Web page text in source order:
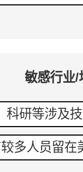
敏感行业/
科研等涉及
多人员留在